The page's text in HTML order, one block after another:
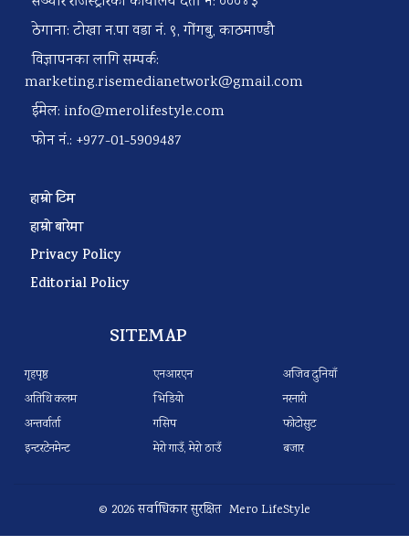
ठेगाना: टोखा न.पा वडा नं. ९, गोंगबु, काठमाण्डौ
विज्ञापनका लागि सम्पर्क:
marketing.risemedianetwork@gmail.com
ईमेल: info@merolifestyle.com
फोन नं.: +977-01-5909487
हाम्रो टिम
हाम्रो बारेमा
Privacy Policy
Editorial Policy
SITEMAP
गृहपृष्ठ
अतिथि कलम
अन्तर्वार्ता
इन्टरटेनमेन्ट
एनआरएन
भिडियो
गसिप
मेरो गाउँ, मेरो ठाउँ
अजिव दुनियाँ
नरनारी
फोटोसुट
बजार
© 2026 सर्वाधिकार सुरक्षित Mero LifeStyle